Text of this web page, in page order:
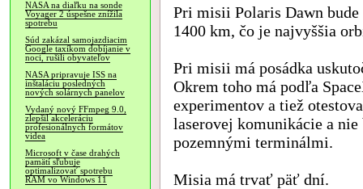
NASA na diaľku na sonde
Voyager 2 úspešne znížila
spotrebu
Súd zakázal samojazdiacim
Google taxíkom dobíjanie v
noci, rušili obyvateľov
NASA pripravuje ISS na
inštaláciu posledných
nových solárnych panelov
Vydaný nový FFmpeg 9.0,
zlepšil akceleráciu
profesionálnych formátov
videa
Microsoft v čase drahých
pamätí sľubuje
optimalizovať spotrebu
RAM vo Windows 11
Pri misii Polaris Dawn
1400 km, čo je najvyššia
Pri misii má posádka
Okrem toho má podľa
experimentov a tiež
laserovej komunikácie a
pozemnými terminálmi.
Misia má trvať päť dní.